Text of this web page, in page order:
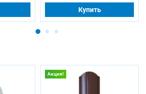
Купить
Акция!